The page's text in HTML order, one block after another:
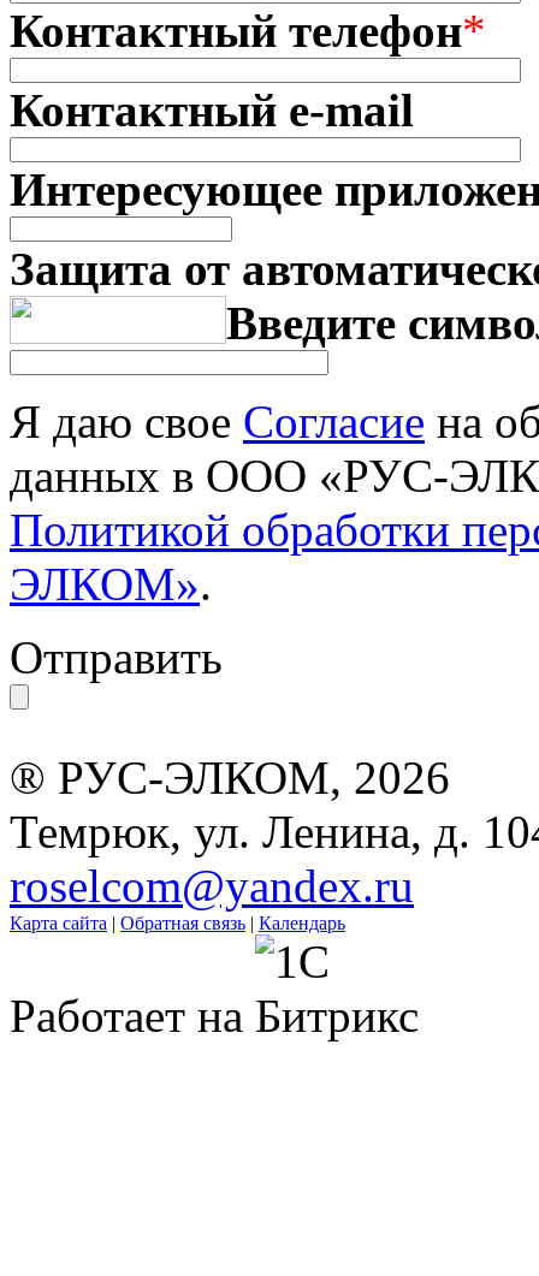
Контактный телефон*
Контактный e-mail
Интересующее
Защита от
Введите
Я даю свое Согласие на
данных в ООО «РУС-
Политикой обработки
ЭЛКОМ».
Отправить
® РУС-ЭЛКОМ, 2026
Темрюк, ул. Ленина, д.
roselcom@yandex.ru
Карта сайта | Обратная связь | Календарь
Работает на